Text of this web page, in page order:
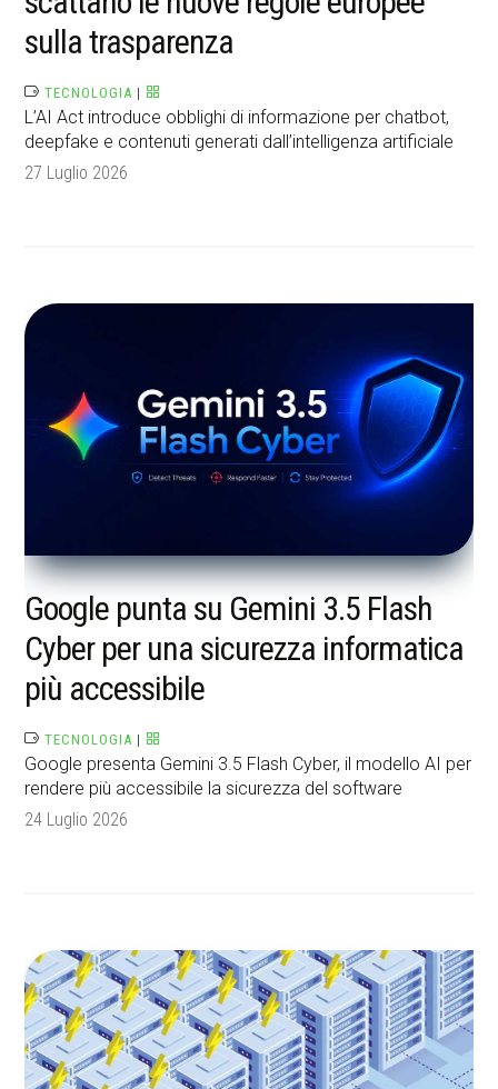
sulla trasparenza
TECNOLOGIA |
L’AI Act introduce obblighi di informazione per chatbot,
deepfake e contenuti generati dall’intelligenza artificiale
27 Luglio 2026
Google punta su Gemini 3.5 Flash
Cyber per una sicurezza informatica
più accessibile
TECNOLOGIA |
Google presenta Gemini 3.5 Flash Cyber, il modello AI per
rendere più accessibile la sicurezza del software
24 Luglio 2026